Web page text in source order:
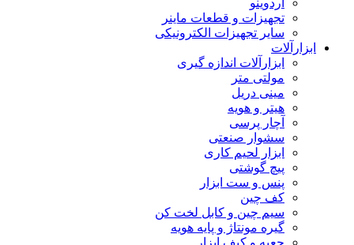
آردوینو
تجهیزات و قطعات ماینر
سایر تجهیزات الکترونیکی
ابزارآلات
ابزارآلات اندازه گیری
مولتی متر
مینی دریل
هیتر و هویه
آچار پرسی
سشوار صنعتی
ابزار لحیم کاری
پیچ گوشتی
پنس و ست ابزار
کف چین
سیم چین و کابل لخت کن
گیره مونتاژ و پایه هویه
جعبه و کیف ابزار